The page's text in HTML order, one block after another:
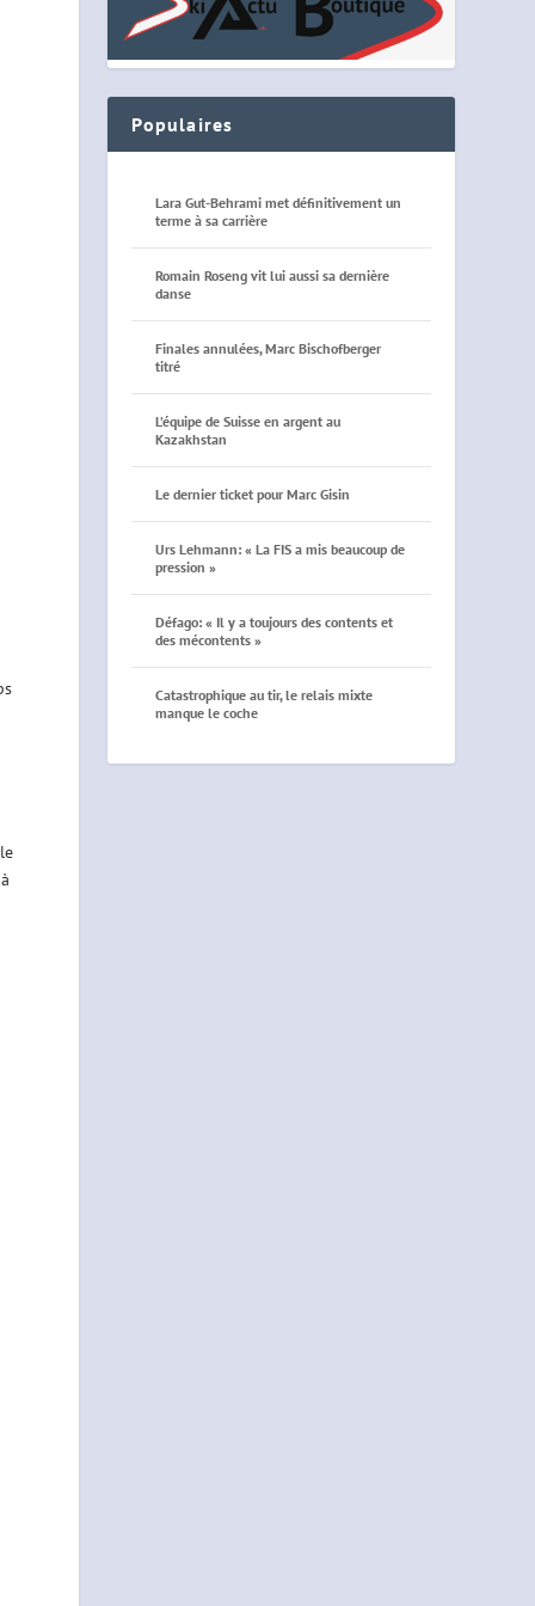
Populaires
Lara Gut-Behrami met définitivement un
terme à sa carrière
Romain Roseng vit lui aussi sa dernière
danse
Finales annulées, Marc Bischofberger
titré
L’équipe de Suisse en argent au
Kazakhstan
Le dernier ticket pour Marc Gisin
Urs Lehmann: « La FIS a mis beaucoup de
pression »
Défago: « Il y a toujours des contents et
des mécontents »
Catastrophique au tir, le relais mixte
manque le coche